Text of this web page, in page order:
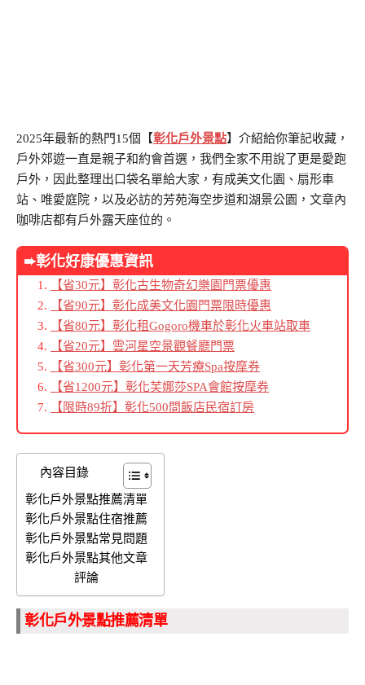
2025年最新的熱門15個【彰化戶外景點】介紹給你筆記收藏，
戶外郊遊一直是親子和約會首選，我們全家不用說了更是愛跑
戶外，因此整理出口袋名單給大家，有成美文化園、扇形車
站、唯愛庭院，以及必訪的芳苑海空步道和湖景公園，文章內
咖啡店都有戶外露天座位的。
➨彰化好康優惠資訊
【省30元】彰化古生物奇幻樂園門票優惠
【省90元】彰化成美文化園門票限時優惠
【省80元】彰化租Gogoro機車於彰化火車站取車
【省20元】雲河星空景觀餐廳門票
【省300元】彰化第一天芳療Spa按摩券
【省1200元】彰化芙娜莎SPA會館按摩券
【限時89折】彰化500間飯店民宿訂房
內容目錄
彰化戶外景點推薦清單
彰化戶外景點住宿推薦
彰化戶外景點常見問題
彰化戶外景點其他文章
評論
彰化戶外景點推薦清單